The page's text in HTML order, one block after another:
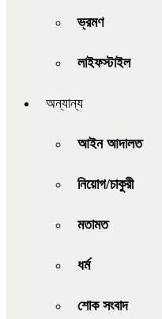
ভ্রমণ
লাইফস্টাইল
অন্যান্য
আইন আদালত
নিয়োগ/চাকুরী
মতামত
ধর্ম
শোক সংবাদ